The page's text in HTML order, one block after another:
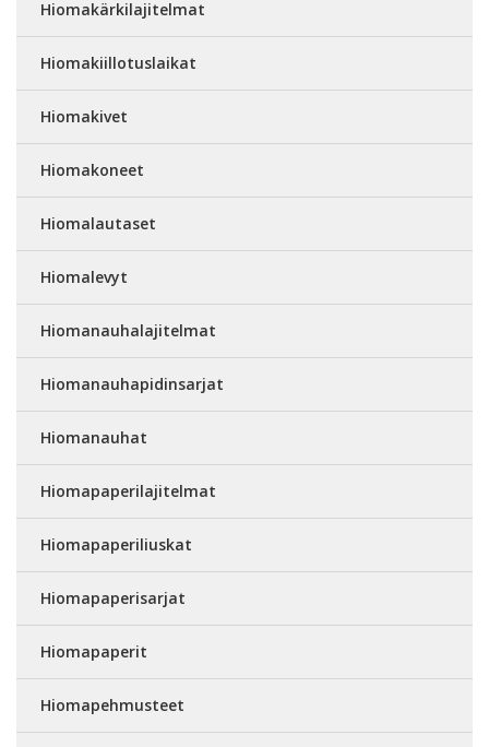
Hiomakärkilajitelmat
Hiomakiillotuslaikat
Hiomakivet
Hiomakoneet
Hiomalautaset
Hiomalevyt
Hiomanauhalajitelmat
Hiomanauhapidinsarjat
Hiomanauhat
Hiomapaperilajitelmat
Hiomapaperiliuskat
Hiomapaperisarjat
Hiomapaperit
Hiomapehmusteet